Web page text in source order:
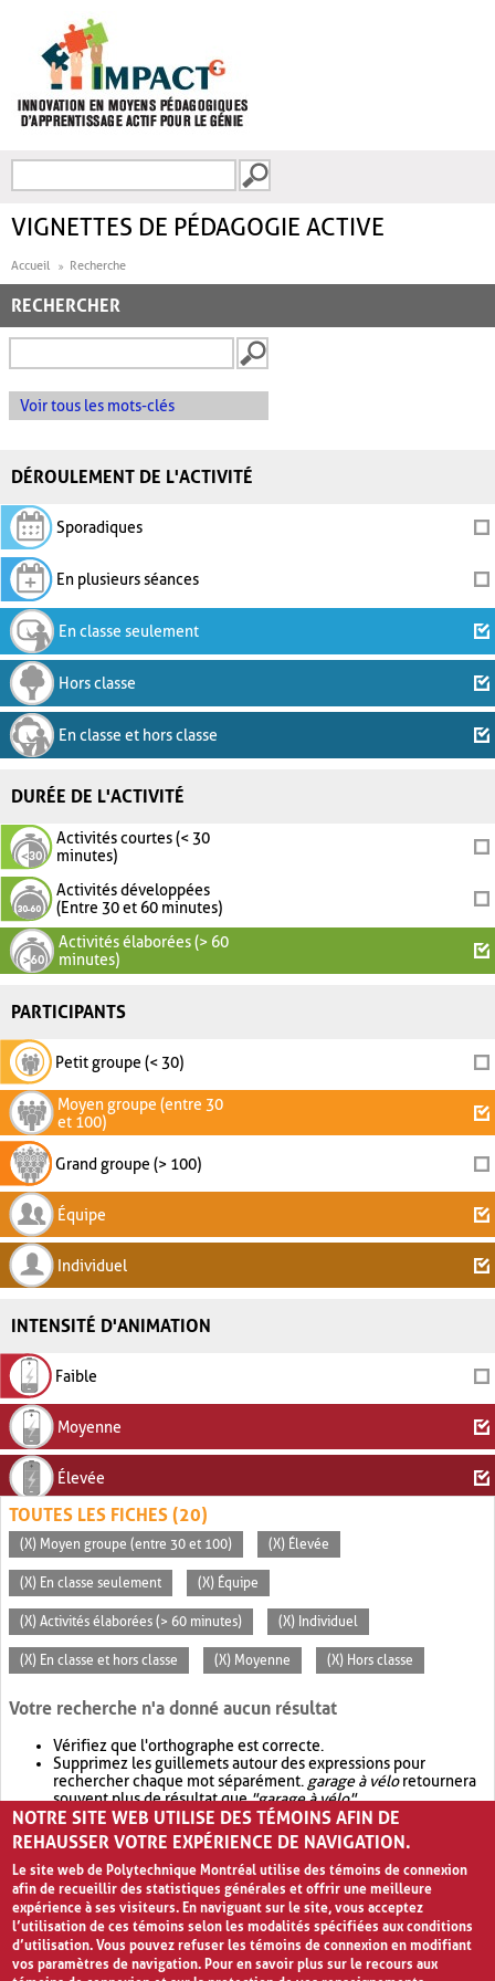
FORMULAIRE DE
VIGNETTES DE PÉDAGOGIE ACTIVE
Accueil Recherche
RECHERCHER
Voir tous les mots-clés
DÉROULEMENT DE L'ACTIVITÉ
Sporadiques
En plusieurs séances
En classe seulement
Hors classe
En classe et hors classe
DURÉE DE L'ACTIVITÉ
Activités courtes (< 30
minutes)
Activités développées
(Entre 30 et 60 minutes)
Activités élaborées (> 60
minutes)
PARTICIPANTS
Petit groupe (< 30)
Moyen groupe (entre 30
et 100)
Grand groupe (> 100)
Équipe
Individuel
INTENSITÉ D'ANIMATION
Faible
Moyenne
Élevée
TOUTES LES FICHES (20)
(X) Moyen groupe (entre 30 et 100) (X) Élevée
(X) En classe seulement (X) Équipe
(X) Activités élaborées (> 60 minutes) (X) Individuel
(X) En classe et hors classe (X) Moyenne (X) Hors classe
Votre recherche n'a donné aucun résultat
Vérifiez que l'orthographe est correcte.
Supprimez les guillemets autour des expressions pour
rechercher chaque mot séparément. garage à véloretournera
souvent plus de résultat que"garage à vélo".
Envisagez d'élargir votre recherche avec OR.garage OR vélo
retournera souvent plus de résultat quegarage à vélo
NOTRE SITE WEB UTILISE DES TÉMOINS AFIN DE
REHAUSSER VOTRE EXPÉRIENCE DE NAVIGATION.
Le site web de Polytechnique Montréal utilise des témoins de connexion
afin de recueillir des statistiques générales et offrir une meilleure
expérience à ses visiteurs. En naviguant sur le site, vous acceptez
l’utilisation de ces témoins selon les modalités spécifiées aux conditions
d’utilisation. Vous pouvez refuser les témoins de connexion en modifiant
vos paramètres de navigation. Pour en savoir plus sur le recours aux